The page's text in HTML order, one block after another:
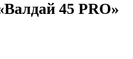
45 PRO»